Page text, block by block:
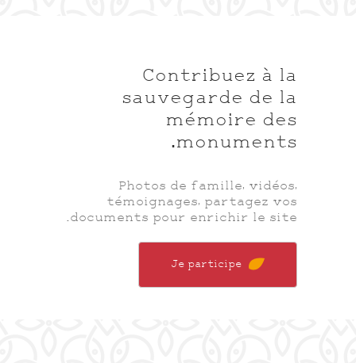
Contribuez à la
sauvegarde de la
mémoire des
monuments.
Photos de famille, vidéos,
témoignages, partagez vos
documents pour enrichir le site.
Je participe